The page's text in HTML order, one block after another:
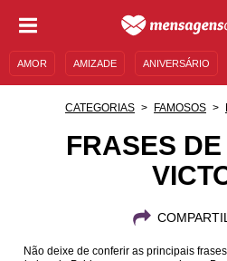
AMOR AMIZADE ANIVERSÁRIO
MENSAGENS
CATEGORIAS FAMOSOS
FRASES
Não deixe de conferir as principais